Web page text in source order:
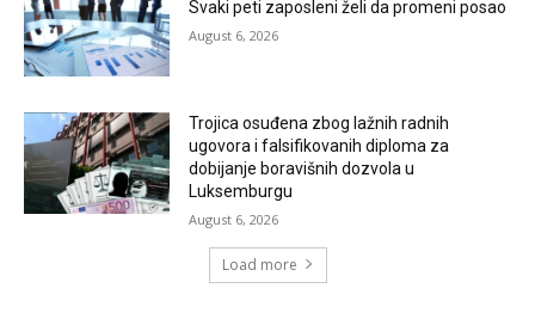
Svaki peti zaposleni želi da promeni posao
August 6, 2026
Trojica osuđena zbog lažnih radnih
ugovora i falsifikovanih diploma za
dobijanje boravišnih dozvola u
Luksemburgu
August 6, 2026
Load more